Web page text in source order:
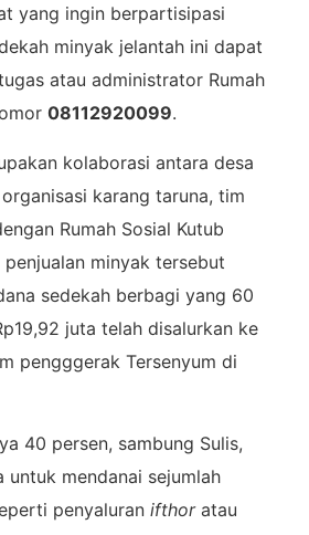
yang ingin berpartisipasi
minyak jelantah ini dapat
atau administrator Rumah
08112920099.
kolaborasi antara desa
karang taruna, tim
Rumah Sosial Kutub
minyak tersebut
sedekah berbagi yang 60
juta telah disalurkan ke
pengggerak Tersenyum di
40 persen, sambung Sulis,
untuk mendanai sejumlah
penyaluran ifthoratau